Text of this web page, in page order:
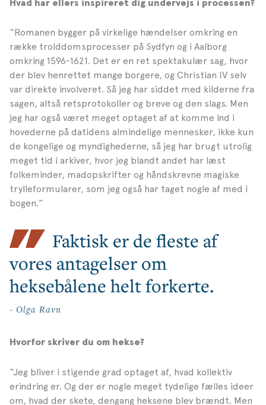
Hvad har ellers inspireret dig undervejs i processen?
“Romanen bygger på virkelige hændelser omkring en
række trolddomsprocesser på Sydfyn og i Aalborg
omkring 1596-1621. Det er en ret spektakulær sag, hvor
der blev henrettet mange borgere, og Christian IV selv
var direkte involveret. Så jeg har siddet med kilderne fra
sagen, altså retsprotokoller og breve og den slags. Men
jeg har også været meget optaget af at komme ind i
hovederne på datidens almindelige mennesker, ikke kun
de kongelige og myndighederne, så jeg har brugt utrolig
meget tid i arkiver, hvor jeg blandt andet har læst
folkeminder, madopskrifter og håndskrevne magiske
trylleformularer, som jeg også har taget nogle af med i
bogen.”
Faktisk er de fleste af
vores antagelser om
heksebålene helt forkerte.
- Olga Ravn
Hvorfor skriver du om hekse?
“Jeg bliver i stigende grad optaget af, hvad kollektiv
erindring er. Og der er nogle meget tydelige fælles ideer
om, hvad der skete, dengang heksene blev brændt. Men